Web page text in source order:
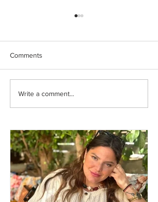
Ιωάννα Τούνη: Η
εξομολόγηση για τη
Comments
Write a comment...